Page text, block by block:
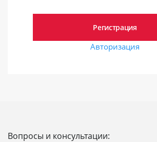
Авторизация
Вопросы и консультации: